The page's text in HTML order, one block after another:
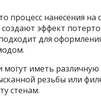
процесс нанесения
эффект
для
иметь различную
резьбы или
стенам.